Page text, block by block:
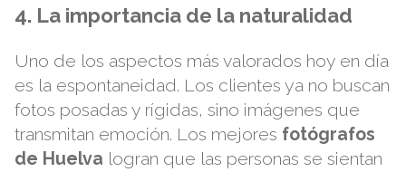
4. La importancia de la naturalidad
Uno de los aspectos más valorados hoy en día
es la espontaneidad. Los clientes ya no buscan
fotos posadas y rígidas, sino imágenes que
transmitan emoción. Los mejores fotógrafos
de Huelva logran que las personas se sientan